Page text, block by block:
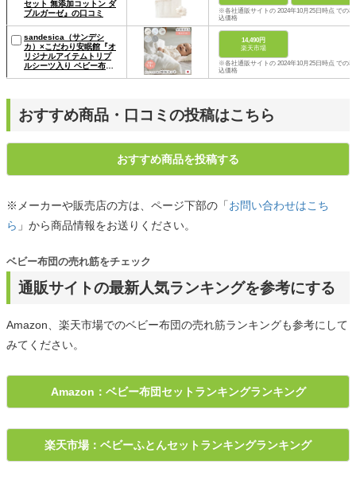
セット 無添加コットン ダ
ブルガーゼ』の口コミ
※各社通販サイトの 2024年10月25日時点 での税
込価格
sandesica（サンデシ
カ）×こだわり安眠館『オ
リジナルアイテムトリプ
ルシーツ入り ベビー布団
14,490円
楽天市場
※各社通販サイトの 2024年10月25日時点 での税
込価格
おすすめ商品・口コミの投稿はこちら
おすすめ商品を投稿する
※メーカーや販売店の方は、ページ下部の「お問い合わせはこち
ら 」から商品情報をお送りください。
通販サイトの最新人気ランキングを参考にする
ベビー布団の売れ筋をチェック
Amazon、楽天市場でのベビー布団の売れ筋ランキングも参考にして
みてください。
Amazon：ベビー布団セットランキングランキング
楽天市場：ベビーふとんセットランキングランキング